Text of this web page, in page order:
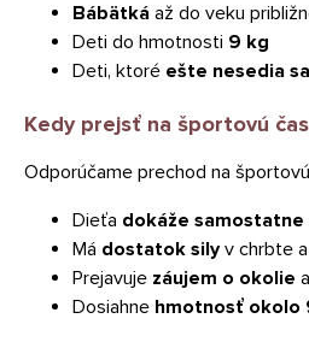
Bábätká až do veku
Deti do hmotnosti 9 kg
Deti, ktoré ešte nesedia
Kedy prejsť na športovú
Odporúčame prechod na
Dieťa dokáže
Má dostatok sily v chrbte
Prejavuje záujem o okolie
Dosiahne hmotnosť okolo